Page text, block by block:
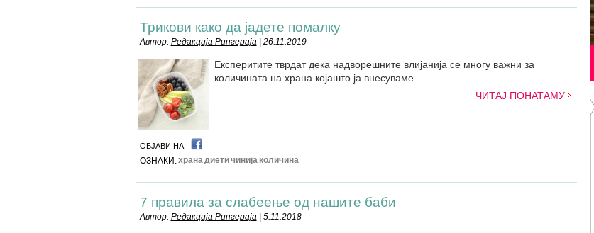
Трикови како да јадете помалку
Автор: Редакција Рингераја| 26.11.2019
Експеритите тврдат дека надворешните влијанија се многу важни за
количината на храна којашто ја внесуваме
ЧИТАЈ ПОНАТАМУ
ОБЈАВИ НА:
ОЗНАКИ:хранадиетичинија количина
7 правила за слабеење од нашите баби
Автор: Редакција Рингераја| 5.11.2018